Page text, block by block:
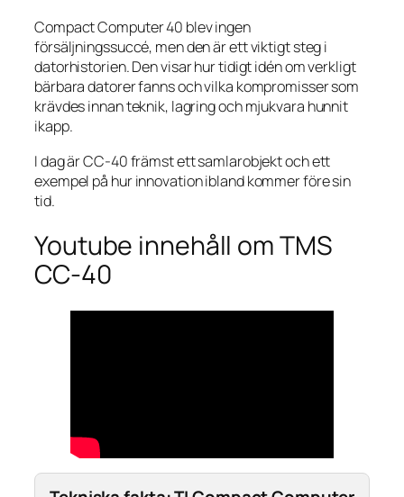
Compact Computer 40 blev ingen
försäljningssuccé, men den är ett viktigt steg i
datorhistorien. Den visar hur tidigt idén om verkligt
bärbara datorer fanns och vilka kompromisser som
krävdes innan teknik, lagring och mjukvara hunnit
ikapp.
I dag är CC-40 främst ett samlarobjekt och ett
exempel på hur innovation ibland kommer före sin
tid.
Youtube innehåll om TMS
CC-40